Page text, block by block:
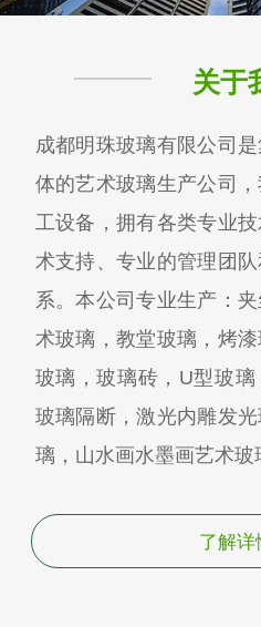
关于
成都明珠玻璃有限公司
体的艺术玻璃生产公司
工设备，拥有各类专业
术支持、专业的管理团
系。本公司专业生产：
术玻璃，教堂玻璃，烤
玻璃，玻璃砖，U型玻
玻璃隔断，激光内雕发
璃，山水画水墨画艺术玻
了解详